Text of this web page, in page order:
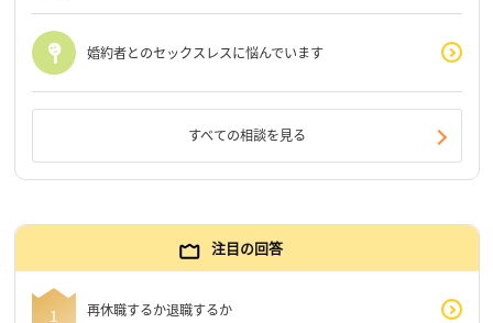
婚約者とのセックスレスに悩んでいます
すべての相談を見る
注目の回答
再休職するか退職するか